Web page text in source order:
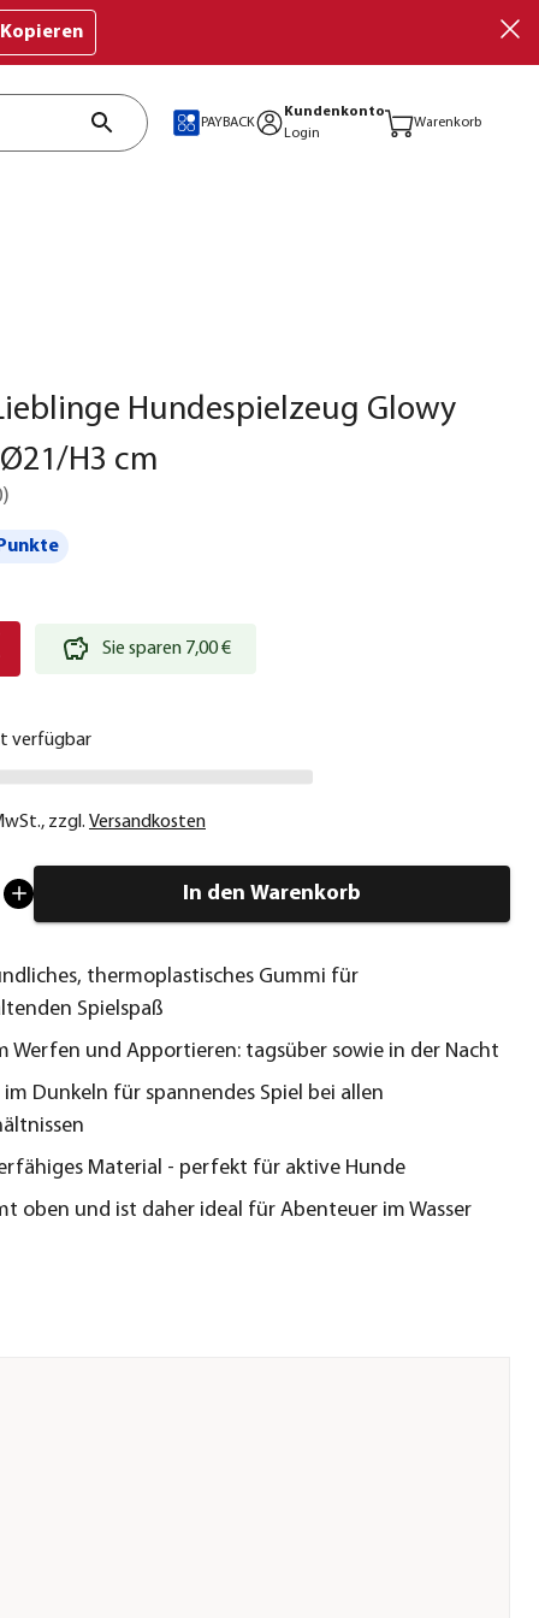
Kopieren
PAYBACK
Kundenkonto
Login
Warenkorb
Hundespielzeug Glowy
H3 cm
)
Sie sparen 7,00 €
verfügbar
, zzgl. Versandkosten
In den Warenkorb
thermoplastisches Gummi für
Spielspaß
Werfen und Apportieren: tagsüber sowie in der Nacht
Dunkeln für spannendes Spiel bei allen
Material - perfekt für aktive Hunde
oben und ist daher ideal für Abenteuer im Wasser